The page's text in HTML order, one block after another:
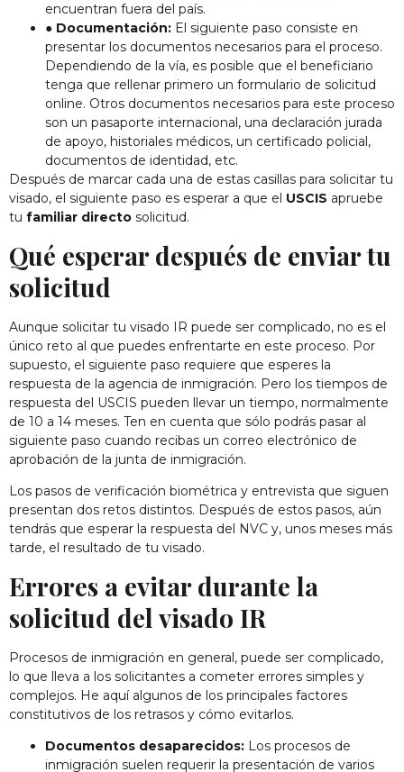
encuentran fuera del país.
● Documentación: El siguiente paso consiste en
presentar los documentos necesarios para el proceso.
Dependiendo de la vía, es posible que el beneficiario
tenga que rellenar primero un formulario de solicitud
online. Otros documentos necesarios para este proceso
son un pasaporte internacional, una declaración jurada
de apoyo, historiales médicos, un certificado policial,
documentos de identidad, etc.
Después de marcar cada una de estas casillas para solicitar tu
visado, el siguiente paso es esperar a que el USCIS apruebe
tu familiar directo solicitud.
Qué esperar después de enviar tu
solicitud
Aunque solicitar tu visado IR puede ser complicado, no es el
único reto al que puedes enfrentarte en este proceso. Por
supuesto, el siguiente paso requiere que esperes la
respuesta de la agencia de inmigración. Pero los tiempos de
respuesta del USCIS pueden llevar un tiempo, normalmente
de 10 a 14 meses. Ten en cuenta que sólo podrás pasar al
siguiente paso cuando recibas un correo electrónico de
aprobación de la junta de inmigración.
Los pasos de verificación biométrica y entrevista que siguen
presentan dos retos distintos. Después de estos pasos, aún
tendrás que esperar la respuesta del NVC y, unos meses más
tarde, el resultado de tu visado.
Errores a evitar durante la
solicitud del visado IR
Procesos de inmigración en general, puede ser complicado,
lo que lleva a los solicitantes a cometer errores simples y
complejos. He aquí algunos de los principales factores
constitutivos de los retrasos y cómo evitarlos.
Documentos desaparecidos: Los procesos de
inmigración suelen requerir la presentación de varios